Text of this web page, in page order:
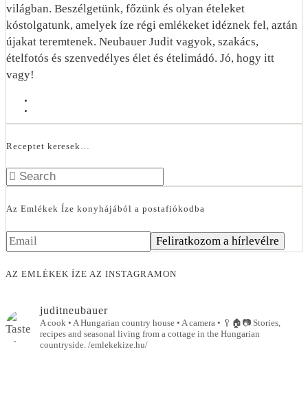
világban. Beszélgetünk, főzünk és olyan ételeket
kóstolgatunk, amelyek íze régi emlékeket idéznek fel, aztán
újakat teremtenek. Neubauer Judit vagyok, szakács,
ételfotós és szenvedélyes élet és ételimádó. Jó, hogy itt
vagy!
Receptet keresek…
Az Emlékek Íze konyhájából a postafiókodba
AZ EMLÉKEK ÍZE AZ INSTAGRAMON
juditneubauer
A cook • A Hungarian country house • A camera • 🥄🏠📷 Stories,
recipes and seasonal living from a cottage in the Hungarian
countryside. /emlekekize.hu/